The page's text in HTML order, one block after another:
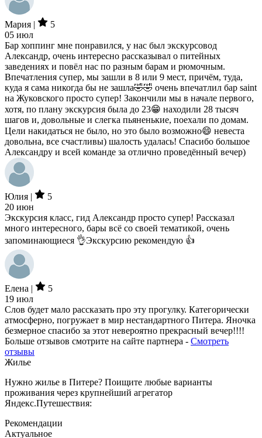
Мария |
5
05 июл
Бар хоппинг мне понравился, у нас был экскурсовод
Александр, очень интересно рассказывал о питейных
заведениях и повёл нас по разным барам и рюмочным.
Впечатления супер, мы зашли в 8 или 9 мест, причём, туда,
куда я сама никогда бы не зашла🤣🤣 очень впечатлил бар saint
на Жуковского просто супер! Закончили мы в начале первого,
хотя, по плану экскурсия была до 23😁 находили 28 тысяч
шагов и, довольные и слегка пьяненькие, поехали по домам.
Цели накидаться не было, но это было возможно😄 невеста
довольна, все счастливы) шалость удалась! Спасибо большое
Александру и всей команде за отлично проведённый вечер)
Юлия |
5
20 июн
Экскурсия класс, гид Александр просто супер! Рассказал
много интересного, бары всё со своей тематикой, очень
запоминающиеся 👌Экскурсию рекомендую 👍
Елена |
5
19 июл
Слов будет мало рассказать про эту прогулку. Категорически
атмосферно, погружает в мир нестандартного Питера. Яночка
безмерное спасибо за этот невероятно прекрасный вечер!!!!
Больше отзывов смотрите на сайте партнера - Смотреть
отзывы
Жилье
Нужно жилье в Питере? Поищите любые варианты
проживания через крупнейший агрегатор
Яндекс.Путешествия:
Рекомендации
Актуальное